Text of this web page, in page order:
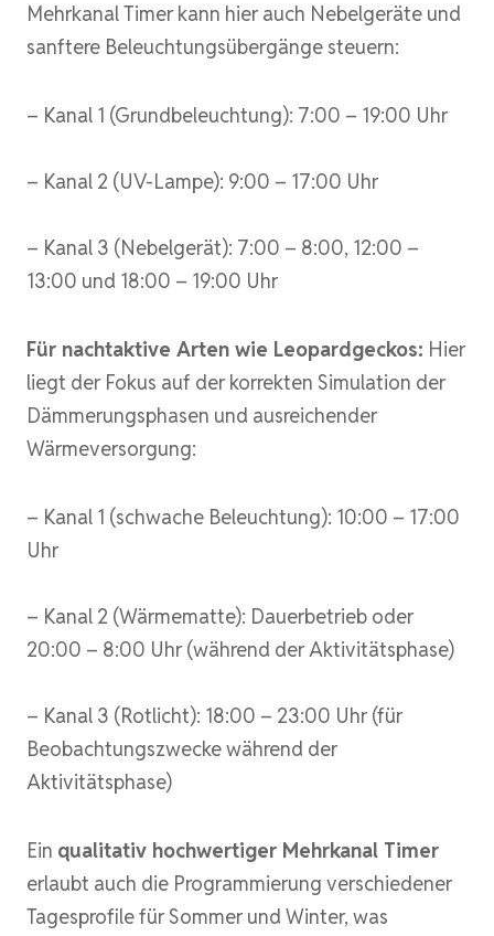
Mehrkanal Timer kann hier auch Nebelgeräte und
sanftere Beleuchtungsübergänge steuern:
– Kanal 1 (Grundbeleuchtung): 7:00 – 19:00 Uhr
– Kanal 2 (UV-Lampe): 9:00 – 17:00 Uhr
– Kanal 3 (Nebelgerät): 7:00 – 8:00, 12:00 –
13:00 und 18:00 – 19:00 Uhr
Für nachtaktive Arten wie Leopardgeckos: Hier
liegt der Fokus auf der korrekten Simulation der
Dämmerungsphasen und ausreichender
Wärmeversorgung:
– Kanal 1 (schwache Beleuchtung): 10:00 – 17:00
Uhr
– Kanal 2 (Wärmematte): Dauerbetrieb oder
20:00 – 8:00 Uhr (während der Aktivitätsphase)
– Kanal 3 (Rotlicht): 18:00 – 23:00 Uhr (für
Beobachtungszwecke während der
Aktivitätsphase)
Ein qualitativ hochwertiger Mehrkanal Timer
erlaubt auch die Programmierung verschiedener
Tagesprofile für Sommer und Winter, was